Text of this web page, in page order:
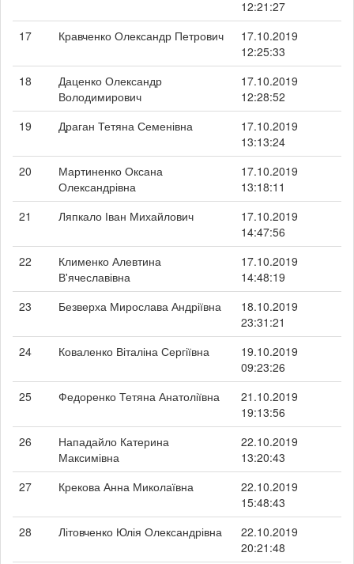
12:21:27
17
Кравченко Олександр Петрович
17.10.2019
12:25:33
18
Даценко Олександр
Володимирович
17.10.2019
12:28:52
19
Драган Тетяна Семенівна
17.10.2019
13:13:24
20
Мартиненко Оксана
Олександрівна
17.10.2019
13:18:11
21
Ляпкало Іван Михайлович
17.10.2019
14:47:56
22
Клименко Алевтина
В'ячеславівна
17.10.2019
14:48:19
23
Безверха Мирослава Андріївна
18.10.2019
23:31:21
24
Коваленко Віталіна Сергіївна
19.10.2019
09:23:26
25
Федоренко Тетяна Анатоліївна
21.10.2019
19:13:56
26
Нападайло Катерина
Максимівна
22.10.2019
13:20:43
27
Крекова Анна Миколаївна
22.10.2019
15:48:43
28
Літовченко Юлія Олександрівна
22.10.2019
20:21:48